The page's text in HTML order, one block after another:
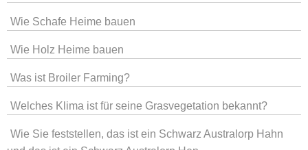
Wie Schafe Heime bauen
Wie Holz Heime bauen
Was ist Broiler Farming?
Welches Klima ist für seine Grasvegetation bekannt?
Wie Sie feststellen, das ist ein Schwarz Australorp Hahn